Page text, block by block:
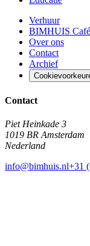
Verhuur
BIMHUIS Café
Over ons
Contact
Archief
Contact
Piet Heinkade 3
1019 BR Amsterdam
Nederland
info@bimhuis.nl+31